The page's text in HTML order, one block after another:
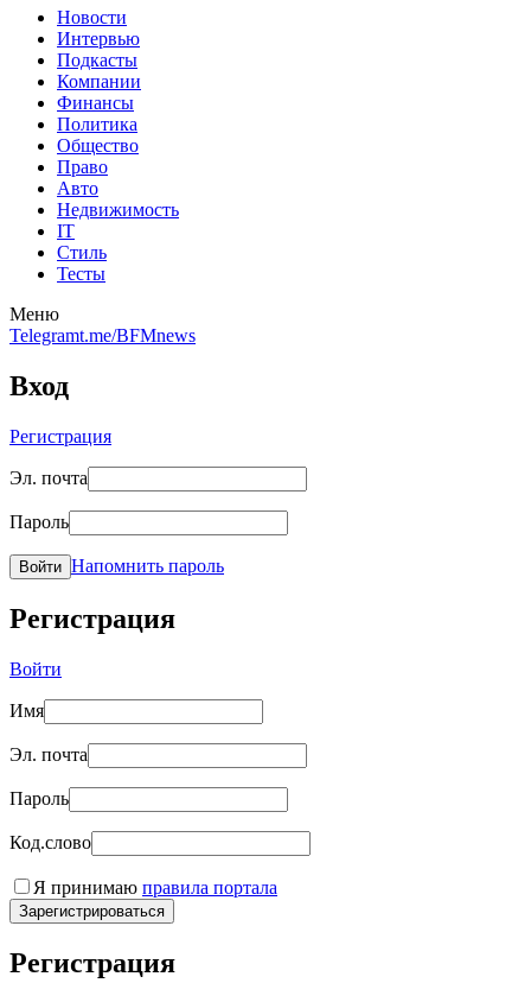
Новости
Интервью
Подкасты
Компании
Финансы
Политика
Общество
Право
Авто
Недвижимость
IT
Стиль
Тесты
Меню
Telegramt.me/BFMnews
Вход
Регистрация
Эл. почта
Пароль
Войти Напомнить пароль
Регистрация
Войти
Имя
Эл. почта
Пароль
Код.слово
Я принимаю правила портала
Зарегистрироваться
Регистрация